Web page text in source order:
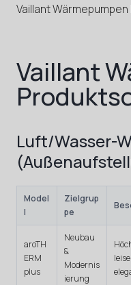
Vaillant
Vaillant
Luft/Wasser-
Model
l
Zielgrup
pe
aroTH
ERM
plus
Neubau
&
Modernis
ierung